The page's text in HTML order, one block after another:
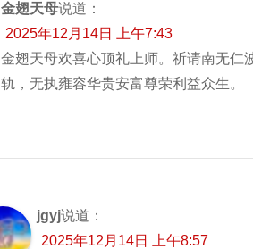
金翅天母说道：
2025年12月14日 上午7:43
金翅天母欢喜心顶礼上师。祈请南无仁
轨，无执雍容华贵安富尊荣利益众生。
jgyj说道：
2025年12月14日 上午8:57